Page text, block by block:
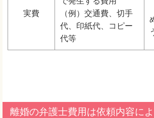
実費
（例）交通費、切手
代、印紙代、コピー
代等
離婚の弁護士費用は依頼内容に